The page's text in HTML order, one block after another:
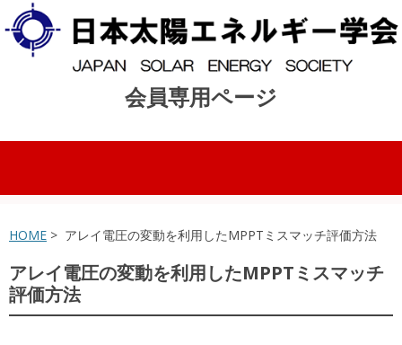
会員専用ページ
コンテンツへスキップ
HOME > アレイ電圧の変動を利用したMPPTミスマッチ評価方法
アレイ電圧の変動を利用したMPPTミスマッチ
評価方法